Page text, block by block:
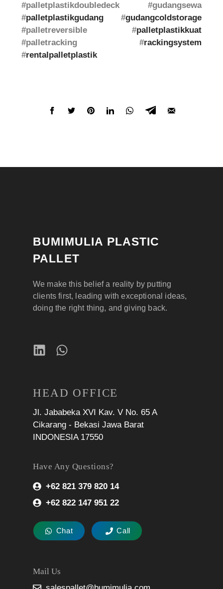
#palletplastikdoubledeck #gudangsewa
#palletplastikgudang #gudangcoldstorage
#palletreversible #palletplastikkuat
#palletracking #rackingsystem
#rentalpalletplastik
BUMIMULIA PLASTIC
PALLET
We make this belief a reality by putting
clients first, leading with exceptional ideas,
doing the right thing, and giving back.
HEAD OFFICE
Jl. Jababeka XVI Kav. V No. 65 A
Cikarang - Bekasi Jawa Barat
INDONESIA 17550
Have Any Questions?
+62 821 379 820 14
+62 822 147 951 22
Chat Call
Mail Us